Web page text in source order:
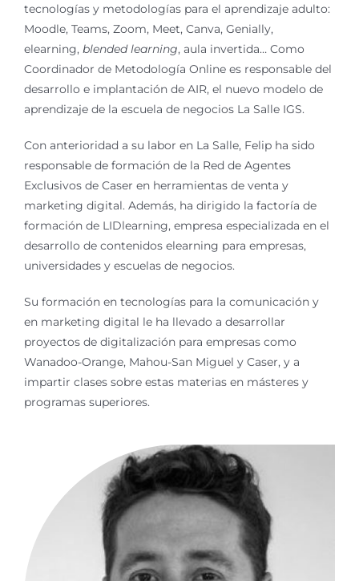
tecnologías y metodologías para el aprendizaje adulto:
Moodle, Teams, Zoom, Meet, Canva, Genially,
elearning, blended learning, aula invertida… Como
Coordinador de Metodología Online es responsable del
desarrollo e implantación de AIR, el nuevo modelo de
aprendizaje de la escuela de negocios La Salle IGS.
Con anterioridad a su labor en La Salle, Felip ha sido
responsable de formación de la Red de Agentes
Exclusivos de Caser en herramientas de venta y
marketing digital. Además, ha dirigido la factoría de
formación de LIDlearning, empresa especializada en el
desarrollo de contenidos elearning para empresas,
universidades y escuelas de negocios.
Su formación en tecnologías para la comunicación y
en marketing digital le ha llevado a desarrollar
proyectos de digitalización para empresas como
Wanadoo-Orange, Mahou-San Miguel y Caser, y a
impartir clases sobre estas materias en másteres y
programas superiores.